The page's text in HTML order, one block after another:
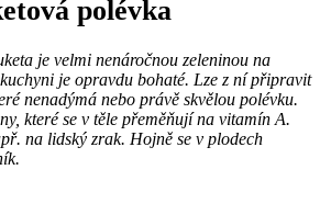
polévka
je velmi nenáročnou zeleninou na
je opravdu bohaté. Lze z ní připravit
nenadýmá nebo právě skvělou polévku.
které se v těle přeměňují na vitamín A.
na lidský zrak. Hojně se v plodech